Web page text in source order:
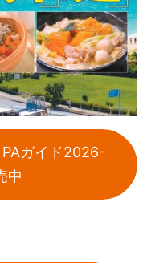
PAガイド2026-
中